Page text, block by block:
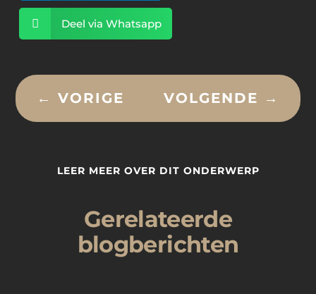
 Deel via Whatsapp
←VORIGE VOLGENDE →
LEER MEER OVER DIT ONDERWERP
Gerelateerde
blogberichten